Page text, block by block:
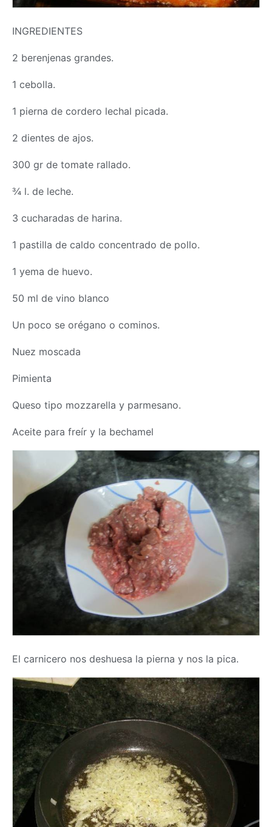
INGREDIENTES
2 berenjenas grandes.
1 cebolla.
1 pierna de cordero lechal picada.
2 dientes de ajos.
300 gr de tomate rallado.
¾ l. de leche.
3 cucharadas de harina.
1 pastilla de caldo concentrado de pollo.
1 yema de huevo.
50 ml de vino blanco
Un poco se orégano o cominos.
Nuez moscada
Pimienta
Queso tipo mozzarella y parmesano.
Aceite para freír y la bechamel
El carnicero nos deshuesa la pierna y nos la pica.